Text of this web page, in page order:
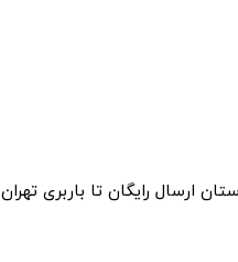
ارسال رایگان تا باربری تهران